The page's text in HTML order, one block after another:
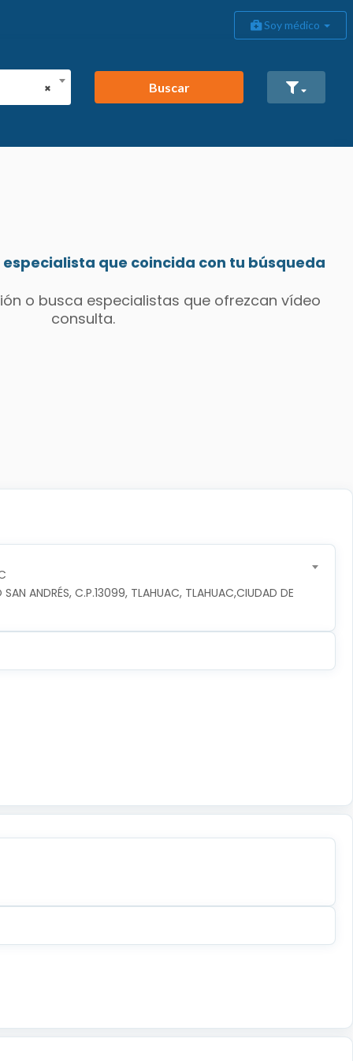
Soy médico
× Buscar
que coincida con tu búsqueda
o busca especialistas que ofrezcan vídeo
consulta.
ANDRÉS, C.P.13099, TLAHUAC, TLAHUAC,CIUDAD DE